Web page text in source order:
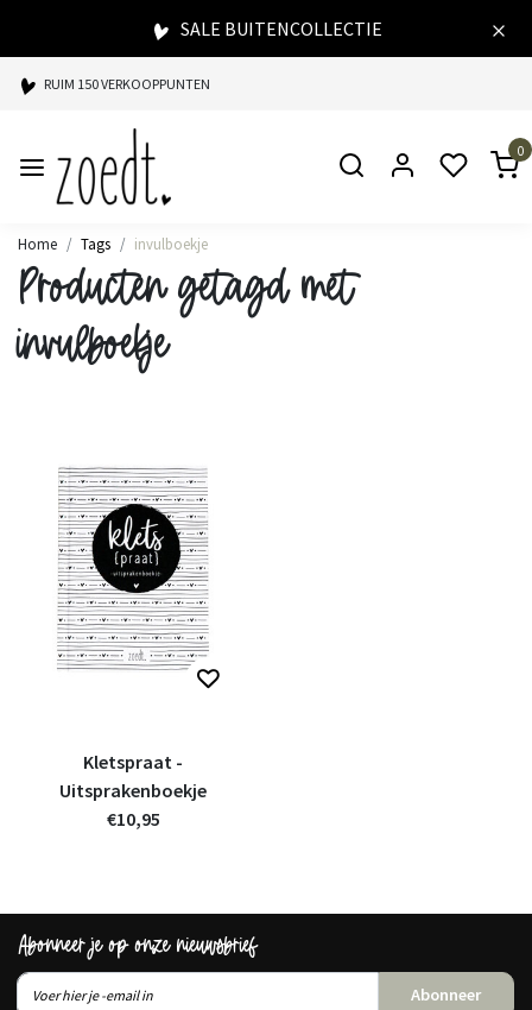
SALE BUITENCOLLECTIE
RUIM 150 VERKOOPPUNTEN
SPAARPUNTEN BIJ ELKE AANKOOP
SNELLE LEVERING
0
Home Tags invulboekje
Producten getagd met
invulboekje
Kletspraat -
Uitsprakenboekje
€10,95
Abonneer je op onze nieuwsbrief
Abonneer